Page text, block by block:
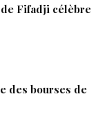
de Fifadji célèbre
des bourses de